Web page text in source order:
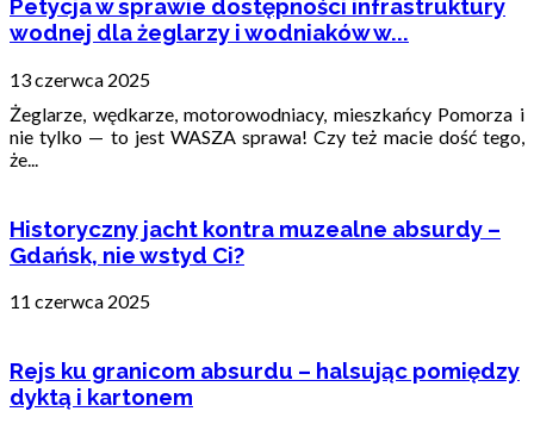
Petycja w sprawie dostępności infrastruktury
wodnej dla żeglarzy i wodniaków w...
13 czerwca 2025
Żeglarze, wędkarze, motorowodniacy, mieszkańcy Pomorza i
nie tylko — to jest WASZA sprawa! Czy też macie dość tego,
że...
Historyczny jacht kontra muzealne absurdy –
Gdańsk, nie wstyd Ci?
11 czerwca 2025
Rejs ku granicom absurdu – halsując pomiędzy
dyktą i kartonem